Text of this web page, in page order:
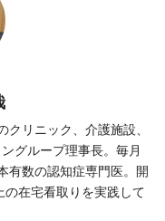
リニック、介護施設、
グループ理事長。毎月
有数の認知症専門医。開
在宅看取りを実践して